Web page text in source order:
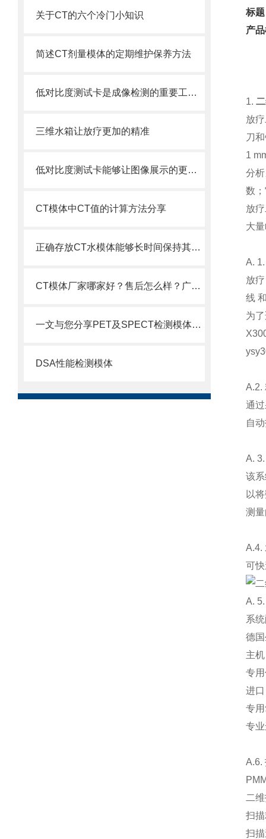
关于CT的六个冷门小知识
简述CT剂量模体的定期维护保养方法
低对比度测试卡是成像检测的重要工具之一
三维水箱让放疗更加的精准
低对比度测试卡能够让图像展示的更加细腻
CT模体中CT值的计算方法分享
正确存放CT水模体能够长时间保持其形状和质量
CT模体厂家哪家好？售后怎么样？广东粤森雅为你解答！
一文与您分享PET及SPECT检测模体的主要应用
DSA性能检测模体
标
产
1.
放
刀
1
分
数
放
大
A.
放
线
为
A.2.
通
自
A.
该
以
测
A.4.
可
A.
系
德
主
专
进
专
专
A.6.
二
扫
扫